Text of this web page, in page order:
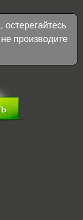
производите